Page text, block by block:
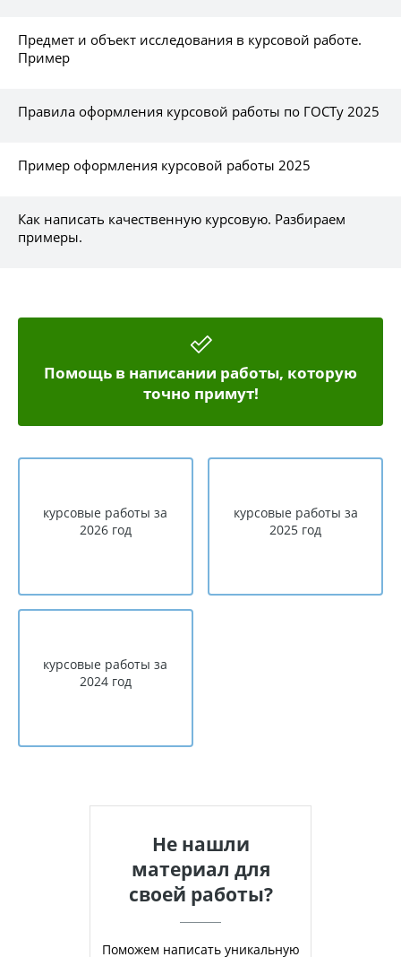
Предмет и объект исследования в курсовой работе.
Пример
Правила оформления курсовой работы по ГОСТу 2025
Пример оформления курсовой работы 2025
Как написать качественную курсовую. Разбираем
примеры.
Помощь в написании работы, которую
точно примут!
курсовые работы за
2026 год
курсовые работы за
2025 год
курсовые работы за
2024 год
Не нашли
материал для
своей работы?
Поможем написать уникальную